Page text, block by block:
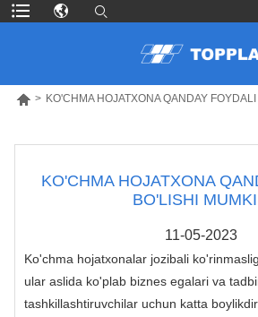
 > KO'CHMA HOJATXONA QANDAY
KO'CHMA HOJATXONA
BO'LISHI
11-05-2023
Ko'chma hojatxonalar jozibali
ular aslida ko'plab biznes egalari va
tashkillashtiruvchilar uchun katta